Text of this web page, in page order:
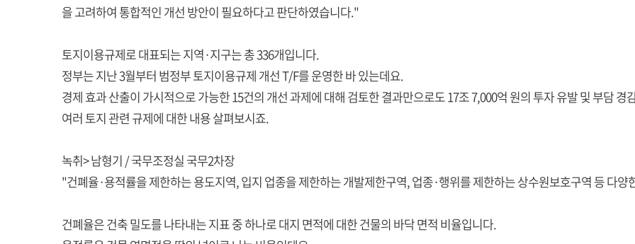
을 고려하여 통합적인 개선 방안이 필요하다고 판단하였습니다."
토지이용규제로 대표되는 지역·지구는 총 336개입니다.
정부는 지난 3월부터 범정부 토지이용규제 개선 T/F를 운영한 바 있는데요.
경제 효과 산출이 가시적으로 가능한 15건의 개선 과제에 대해 검토한 결과만으로도 17조 7,000억 원의 투자 유발 및 부담 경
여러 토지 관련 규제에 대한 내용 살펴보시죠.
녹취> 남형기 / 국무조정실 국무2차장
"건폐율·용적률을 제한하는 용도지역, 입지 업종을 제한하는 개발제한구역, 업종·행위를 제한하는 상수원보호구역 등 다
건폐율은 건축 밀도를 나타내는 지표 중 하나로 대지 면적에 대한 건물의 바닥 면적 비율입니다.